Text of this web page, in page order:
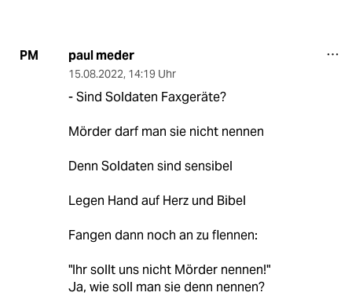
PM paul meder
15.08.2022, 14:19 Uhr
- Sind Soldaten Faxgeräte?
Mörder darf man sie nicht nennen
Denn Soldaten sind sensibel
Legen Hand auf Herz und Bibel
Fangen dann noch an zu flennen:
"Ihr sollt uns nicht Mörder nennen!"
Ja, wie soll man sie denn nennen?